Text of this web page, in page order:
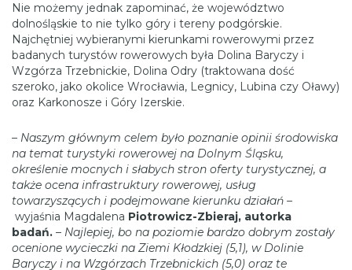
Nie możemy jednak zapominać, że województwo
dolnośląskie to nie tylko góry i tereny podgórskie.
Najchętniej wybieranymi kierunkami rowerowymi przez
badanych turystów rowerowych była Dolina Baryczy i
Wzgórza Trzebnickie, Dolina Odry (traktowana dość
szeroko, jako okolice Wrocławia, Legnicy, Lubina czy Oławy)
oraz Karkonosze i Góry Izerskie.
– Naszym głównym celem było poznanie opinii środowiska
na temat turystyki rowerowej na Dolnym Śląsku,
określenie mocnych i słabych stron oferty turystycznej, a
także ocena infrastruktury rowerowej, usług
towarzyszących i podejmowane kierunku działań –
wyjaśnia Magdalena Piotrowicz-Zbieraj, autorka
badań. – Najlepiej, bo na poziomie bardzo dobrym zostały
ocenione wycieczki na Ziemi Kłodzkiej (5,1), w Dolinie
Baryczy i na Wzgórzach Trzebnickich (5,0) oraz te